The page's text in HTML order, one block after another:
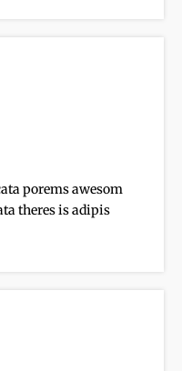
porems awesom
theres is adipis